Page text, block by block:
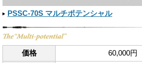
PSSC-70S マルチポテンシャル
価格
60,000円